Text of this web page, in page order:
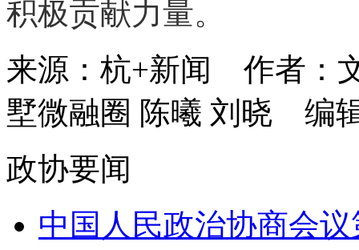
积极贡献力量。
来源：杭+新闻 作者：
墅微融圈 陈曦 刘晓 编
政协要闻
中国人民政治协商会